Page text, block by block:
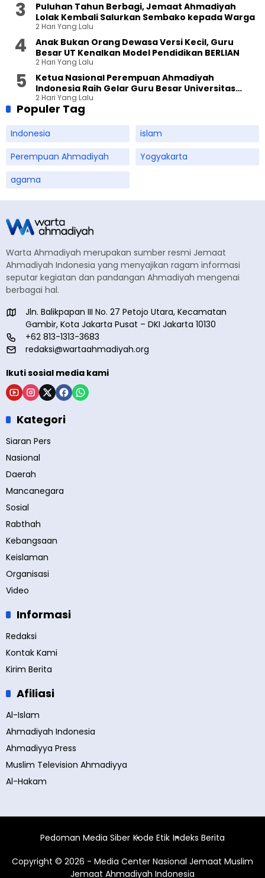
Puluhan Tahun Berbagi, Jemaat Ahmadiyah
Lolak Kembali Salurkan Sembako kepada Warga
2 Hari Yang Lalu
Anak Bukan Orang Dewasa Versi Kecil, Guru
Besar UT Kenalkan Model Pendidikan BERLIAN
2 Hari Yang Lalu
Ketua Nasional Perempuan Ahmadiyah
Indonesia Raih Gelar Guru Besar Universitas
Terbuka
2 Hari Yang Lalu
Populer Tag
Indonesia
islam
Perempuan Ahmadiyah
Yogyakarta
agama
Warta Ahmadiyah merupakan sumber resmi Jemaat
Ahmadiyah Indonesia yang menyajikan ragam informasi
seputar kegiatan dan pandangan Ahmadiyah mengenai
berbagai hal.
Jln. Balikpapan III No. 27 Petojo Utara, Kecamatan
Gambir, Kota Jakarta Pusat – DKI Jakarta 10130
+62 813-1313-3683
redaksi@wartaahmadiyah.org
Ikuti sosial media kami
Kategori
Siaran Pers
Nasional
Daerah
Mancanegara
Sosial
Rabthah
Kebangsaan
Keislaman
Organisasi
Video
Informasi
Redaksi
Kontak Kami
Kirim Berita
Afiliasi
Al-Islam
Ahmadiyah Indonesia
Ahmadiyya Press
Muslim Television Ahmadiyya
Al-Hakam
Pedoman Media Siber Kode Etik Indeks Berita
Copyright © 2026 - Media Center Nasional Jemaat Muslim
Jemaat Ahmadiyah Indonesia